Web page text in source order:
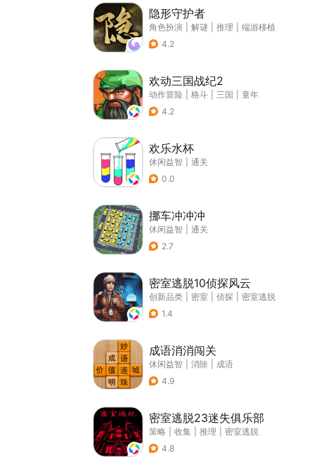
隐形守护者
角色扮演 解谜 推理
端游移植
4.2
欢动三国战纪2
动作冒险 格斗 三国
童年
4.2
欢乐水杯
休闲益智
通关
0.0
挪车冲冲冲
休闲益智
通关
2.7
密室逃脱10侦探风云
创新品类 密室 侦探
密室逃脱
1.4
成语消消闯关
休闲益智 消除
成语
4.9
密室逃脱23迷失俱乐部
策略 收集 推理
密室逃脱
4.8